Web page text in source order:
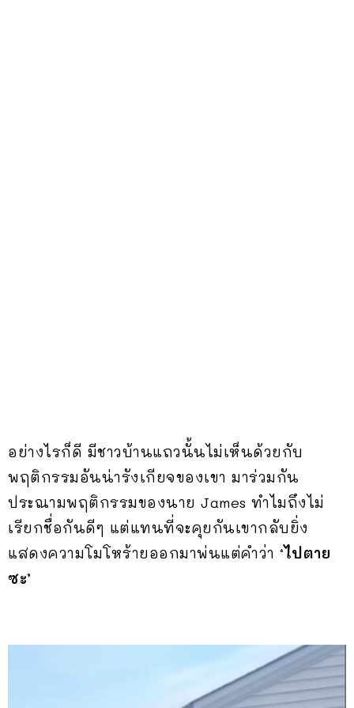
อย่างไรก็ดี มีชาวบ้านแถวนั้นไม่เห็นด้วยกับ
พฤติกรรมอันน่ารังเกียจของเขา มาร่วมกัน
ประณามพฤติกรรมของนาย James ทำไมถึงไม่
เรียกชื่อกันดีๆ แต่แทนที่จะคุยกันเขากลับยิ่ง
แสดงความโมโหร้ายออกมาพ่นแต่คำว่า ‘ไปตาย
ซะ’